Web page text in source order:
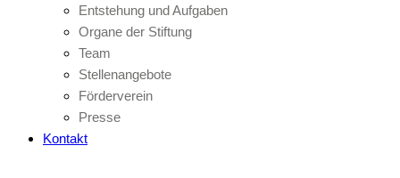
Entstehung und Aufgaben
Organe der Stiftung
Team
Stellenangebote
Förderverein
Presse
Kontakt